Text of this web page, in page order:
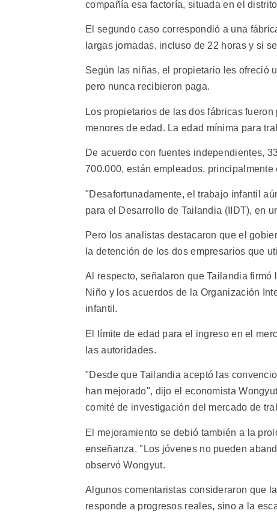
compañía esa factoría, situada en el
El segundo caso correspondió a una
largas jornadas, incluso de 22 horas y si
Según las niñas, el propietario les ofreció
pero nunca recibieron paga.
Los propietarios de las dos fábricas
menores de edad. La edad mínima para
De acuerdo con fuentes independientes,
700.000, están empleados, principalmente
"Desafortunadamente, el trabajo infantil
para el Desarrollo de Tailandia (IIDT), en
Pero los analistas destacaron que el
la detención de los dos empresarios que
Al respecto, señalaron que Tailandia
Niño y los acuerdos de la Organización
infantil.
El límite de edad para el ingreso en el
las autoridades.
"Desde que Tailandia aceptó las
han mejorado", dijo el economista
comité de investigación del mercado de
El mejoramiento se debió también a la
enseñanza. "Los jóvenes no pueden
observó Wongyut.
Algunos comentaristas consideraron que
responde a progresos reales, sino a la